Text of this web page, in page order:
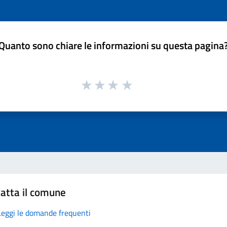
sono chiare le informazioni su questa
il comune
le domande frequenti